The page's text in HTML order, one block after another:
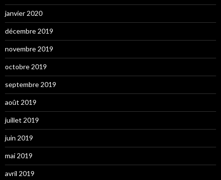
janvier 2020
décembre 2019
novembre 2019
octobre 2019
septembre 2019
août 2019
juillet 2019
juin 2019
mai 2019
avril 2019